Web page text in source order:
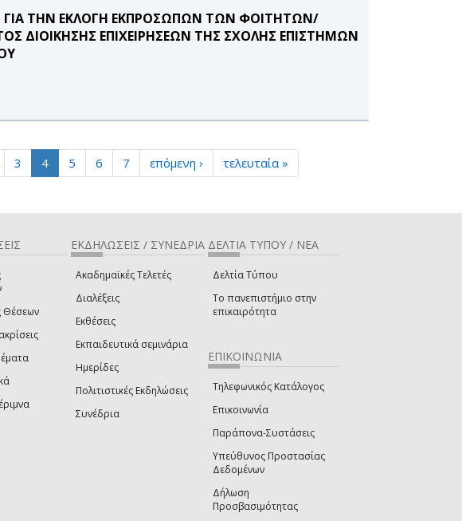
ΓΙΑ ΤΗΝ ΕΚΛΟΓΗ ΕΚΠΡΟΣΩΠΩΝ ΤΩΝ ΦΟΙΤΗΤΩΝ/
ΔΙΟΙΚΗΣΗΣ ΕΠΙΧΕΙΡΗΣΕΩΝ ΤΗΣ ΣΧΟΛΗΣ ΕΠΙΣΤΗΜΩΝ
3 4 5 6 7 επόμενη › τελευταία »
Θέσεων
ΕΚΔΗΛΩΣΕΙΣ / ΣΥΝΕΔΡΙΑ
Ακαδημαϊκές Τελετές
Διαλέξεις
Εκθέσεις
Εκπαιδευτικά σεμινάρια
Ημερίδες
Πολιτιστικές Εκδηλώσεις
Συνέδρια
ΔΕΛΤΙΑ ΤΥΠΟΥ / ΝΕΑ
Δελτία Τύπου
Το πανεπιστήμιο στην
επικαιρότητα
ΕΠΙΚΟΙΝΩΝΙΑ
Τηλεφωνικός Κατάλογος
Επικοινωνία
Παράπονα-Συστάσεις
Υπεύθυνος Προστασίας
Δεδομένων
Δήλωση
Προσβασιμότητας